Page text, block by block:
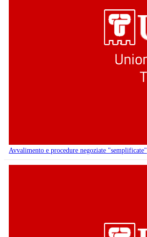
Avvalimento e procedure negoziate "semplificate"